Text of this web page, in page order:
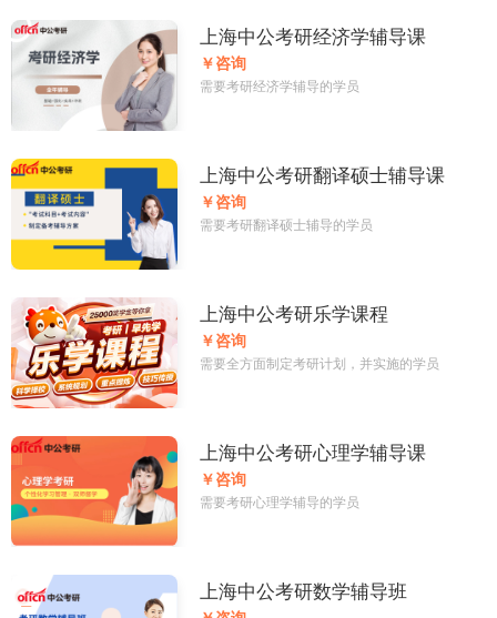
上海中公考研经济学辅导课
￥咨询
需要考研经济学辅导的学员
上海中公考研翻译硕士辅导课
￥咨询
需要考研翻译硕士辅导的学员
上海中公考研乐学课程
￥咨询
需要全方面制定考研计划，并实施的学员
上海中公考研心理学辅导课
￥咨询
需要考研心理学辅导的学员
上海中公考研数学辅导班